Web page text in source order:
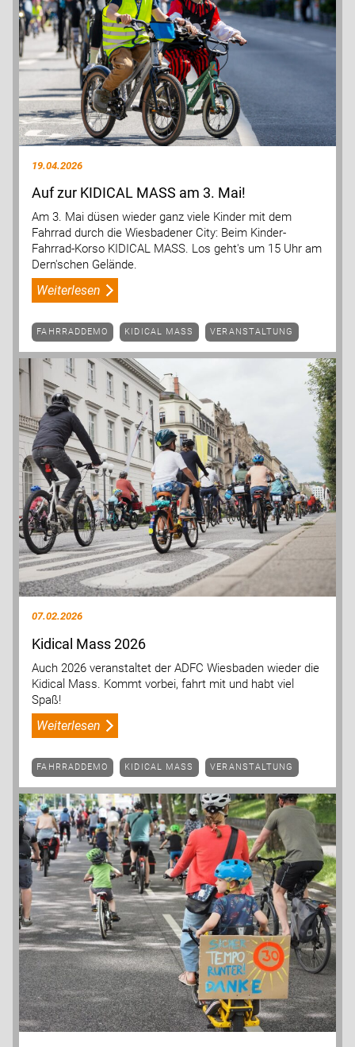
19.04.2026
Auf zur KIDICAL MASS am 3. Mai!
Am 3. Mai düsen wieder ganz viele Kinder mit dem
Fahrrad durch die Wiesbadener City: Beim Kinder-
Fahrrad-Korso KIDICAL MASS. Los geht's um 15 Uhr am
Dern'schen Gelände.
Weiterlesen
FAHRRADDEMO KIDICAL MASS VERANSTALTUNG
07.02.2026
Kidical Mass 2026
Auch 2026 veranstaltet der ADFC Wiesbaden wieder die
Kidical Mass. Kommt vorbei, fahrt mit und habt viel
Spaß!
Weiterlesen
FAHRRADDEMO KIDICAL MASS VERANSTALTUNG